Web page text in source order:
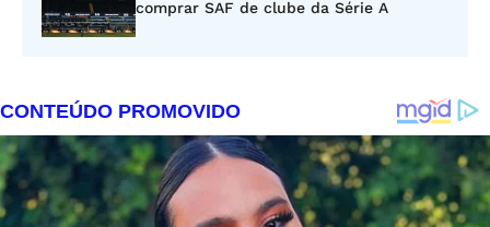
comprar SAF de clube da Série A